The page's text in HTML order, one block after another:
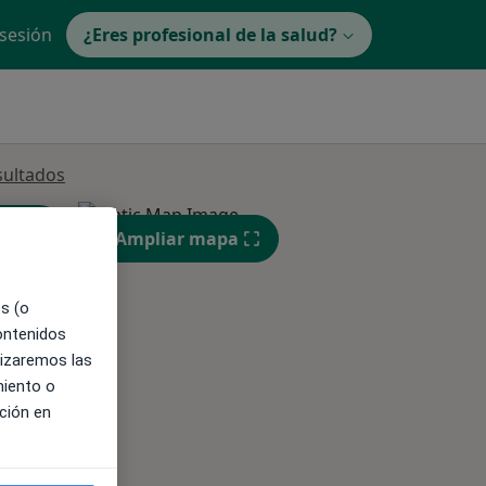
¿Eres profesional de la salud?
Ampliar mapa
(o
las
o
en